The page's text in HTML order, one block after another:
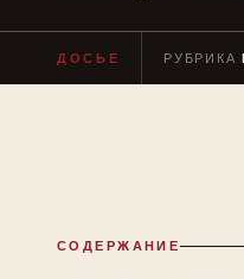
ДОСЬЕ РУБРИКА
СОДЕРЖАНИЕ